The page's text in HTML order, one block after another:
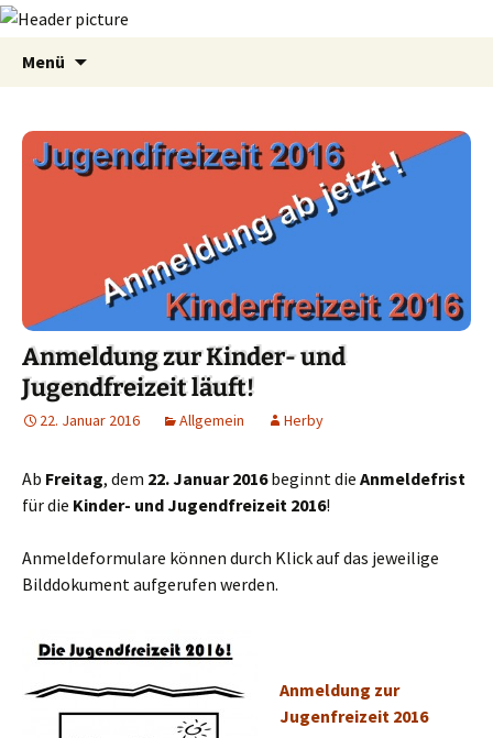
Menü
Anmeldung zur Kinder- und
Jugendfreizeit läuft!
22. Januar 2016 Allgemein Herby
Ab Freitag, dem 22. Januar 2016beginnt die Anmeldefrist
für die Kinder- und Jugendfreizeit 2016!
Anmeldeformulare können durch Klick auf das jeweilige
Bilddokument aufgerufen werden.
Anmeldung zur
Jugenfreizeit 2016